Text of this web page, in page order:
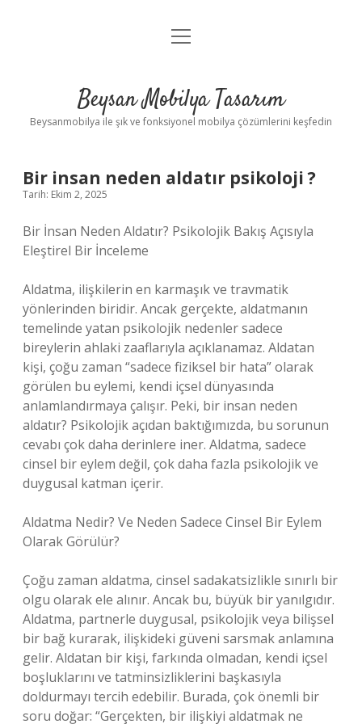
Anasayfa
Yasal Uyarı
menüyü
Beysan Mobilya Tasarım
Beysanmobilya ile şık ve fonksiyonel mobilya çözümlerini keşfedin
Bir insan neden aldatır psikoloji ?
Tarih: Ekim 2, 2025
Bir İnsan Neden Aldatır? Psikolojik Bakış Açısıyla
Eleştirel Bir İnceleme
Aldatma, ilişkilerin en karmaşık ve travmatik
yönlerinden biridir. Ancak gerçekte, aldatmanın
temelinde yatan psikolojik nedenler sadece
bireylerin ahlaki zaaflarıyla açıklanamaz. Aldatan
kişi, çoğu zaman “sadece fiziksel bir hata” olarak
görülen bu eylemi, kendi içsel dünyasında
anlamlandırmaya çalışır. Peki, bir insan neden
aldatır? Psikolojik açıdan baktığımızda, bu sorunun
cevabı çok daha derinlere iner. Aldatma, sadece
cinsel bir eylem değil, çok daha fazla psikolojik ve
duygusal katman içerir.
Aldatma Nedir? Ve Neden Sadece Cinsel Bir Eylem
Olarak Görülür?
Çoğu zaman aldatma, cinsel sadakatsizlikle sınırlı bir
olgu olarak ele alınır. Ancak bu, büyük bir yanılgıdır.
Aldatma, partnerle duygusal, psikolojik veya bilişsel
bir bağ kurarak, ilişkideki güveni sarsmak anlamına
gelir. Aldatan bir kişi, farkında olmadan, kendi içsel
boşluklarını ve tatminsizliklerini başkasıyla
doldurmayı tercih edebilir. Burada, çok önemli bir
soru doğar: “Gerçekten, bir ilişkiyi aldatmak ne